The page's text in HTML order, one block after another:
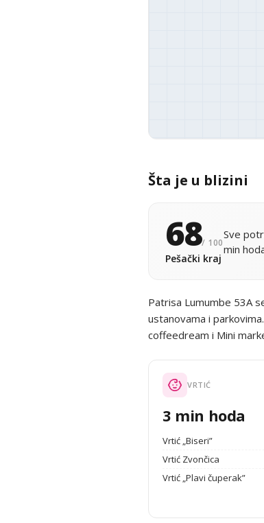
Šta je u blizini
68/ 100
Pešački kraj
Sve
min
Patrisa Lumumbe 53A
ustanovama i
coffeedream i Mini
VRTIĆ
3 min hoda
Vrtić „Biseri”
Vrtić Zvončica
Vrtić „Plavi čuperak”